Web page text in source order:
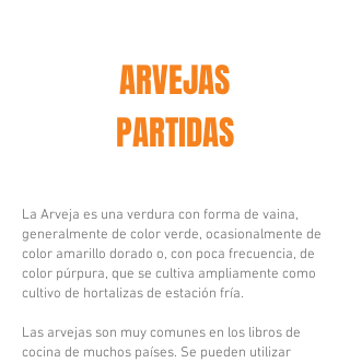
ARVEJAS
PARTIDAS
La Arveja es una verdura con forma de vaina,
generalmente de color verde, ocasionalmente de
color amarillo dorado o, con poca frecuencia, de
color púrpura, que se cultiva ampliamente como
cultivo de hortalizas de estación fría.
Las arvejas son muy comunes en los libros de
cocina de muchos países. Se pueden utilizar